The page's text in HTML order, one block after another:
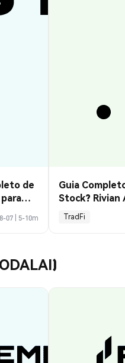
de
07 5-10m
Guia
Stock?
Explicado
TradFi